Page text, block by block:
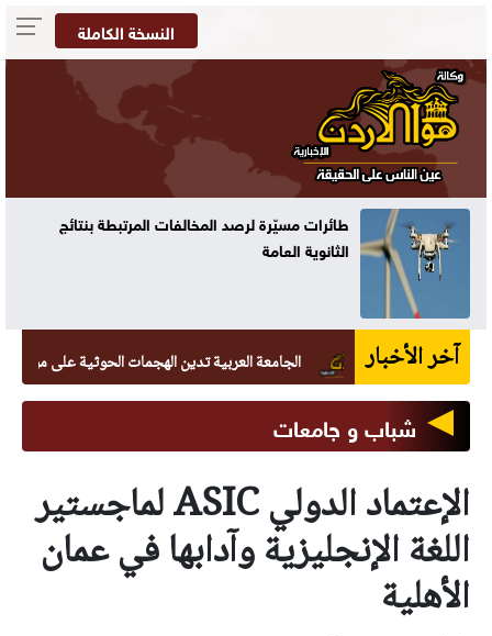
النسخة الكاملة
طائرات مسيّرة لرصد المخالفات المرتبطة بنتائج
الثانوية العامة
آخر الأخبار الجامعة العربية تدين الهجمات الحوثية على مواقع يمنية
شباب و جامعات
الإعتماد الدولي ASIC لماجستير
اللغة الإنجليزية وآدابها في عمان
الأهلية